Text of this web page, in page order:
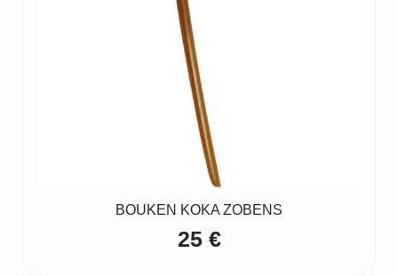
BOUKEN KOKA ZOBENS
25 €